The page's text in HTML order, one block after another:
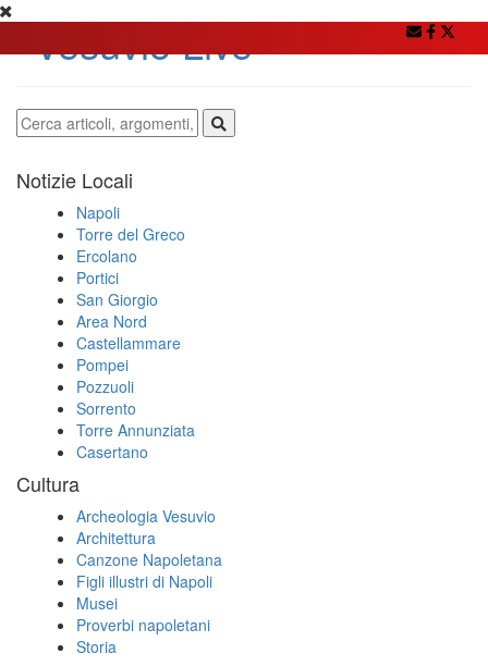
Notizie Locali
Napoli
Torre del Greco
Ercolano
Portici
San Giorgio
Area Nord
Castellammare
Pompei
Pozzuoli
Sorrento
Torre Annunziata
Casertano
Cultura
Archeologia Vesuvio
Architettura
Canzone Napoletana
Figli illustri di Napoli
Musei
Proverbi napoletani
Storia